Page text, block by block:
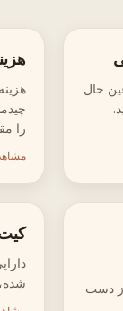
حال
را
دست